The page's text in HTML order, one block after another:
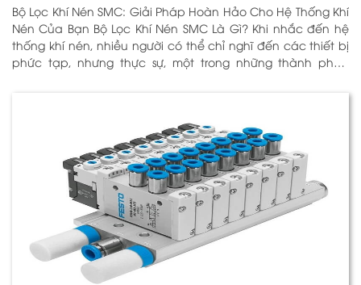
Bộ Lọc Khí Nén SMC: Giải Pháp Hoàn Hảo Cho Hệ Thống Khí
Nén Của Bạn Bộ Lọc Khí Nén SMC Là Gì? Khi nhắc đến hệ
thống khí nén, nhiều người có thể chỉ nghĩ đến các thiết bị
phức tạp, nhưng thực sự, một trong những thành phần